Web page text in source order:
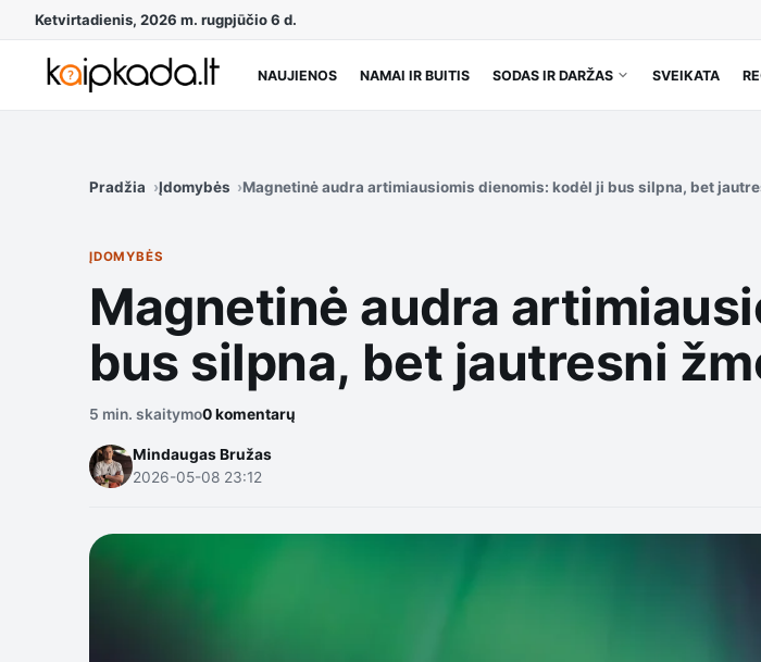
Ketvirtadienis, 2026 m. rugpjūčio 6 d.
NAUJIENOS NAMAI IR BUITIS SODAS IR DARŽAS SVEIKATA
Pradžia Įdomybės Magnetinė audra artimiausiomis dienomis: kodėl ji bus silpna, bet
ĮDOMYBĖS
Magnetinė audra
bus silpna, bet jautresni
5 min. skaitymo0 komentarų
Mindaugas Bružas
2026-05-08 23:12